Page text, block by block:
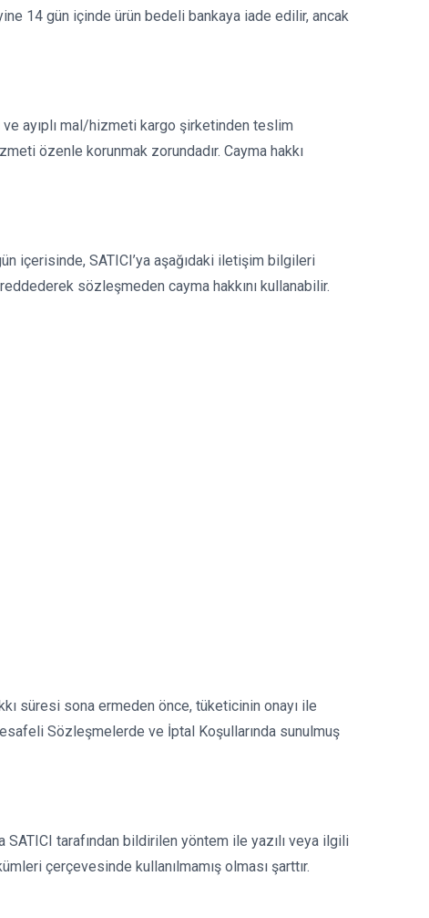
14 gün içinde ürün bedeli bankaya iade edilir, ancak
ve ayıplı mal/hizmeti kargo şirketinden teslim
özenle korunmak zorundadır. Cayma hakkı
içerisinde, SATICI’ya aşağıdaki iletişim bilgileri
sözleşmeden cayma hakkını kullanabilir.
süresi sona ermeden önce, tüketicinin onayı ile
Sözleşmelerde ve İptal Koşullarında sunulmuş
tarafından bildirilen yöntem ile yazılı veya ilgili
çerçevesinde kullanılmamış olması şarttır.